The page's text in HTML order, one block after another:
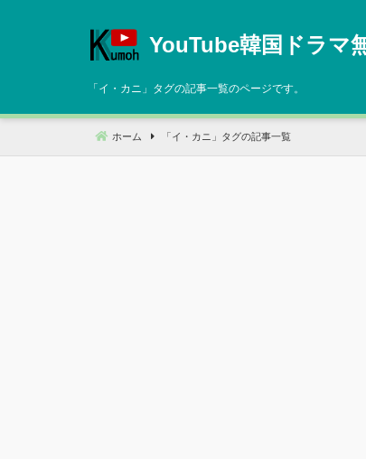
へ
動
YouTube韓国ドラマ
「 イ・カニ 」タグの記事一覧のページです。
ホーム 「 イ・カニ 」タグの記事一覧